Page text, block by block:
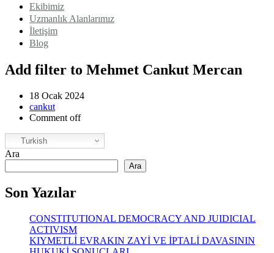
Ekibimiz
Uzmanlık Alanlarımız
İletişim
Blog
Add filter to Mehmet Cankut Mercan
18 Ocak 2024
cankut
Comment off
Turkish
Ara
Ara
Son Yazılar
CONSTITUTIONAL DEMOCRACY AND JUIDICIAL
ACTIVISM
KIYMETLİ EVRAKIN ZAYİ VE İPTALİ DAVASININ